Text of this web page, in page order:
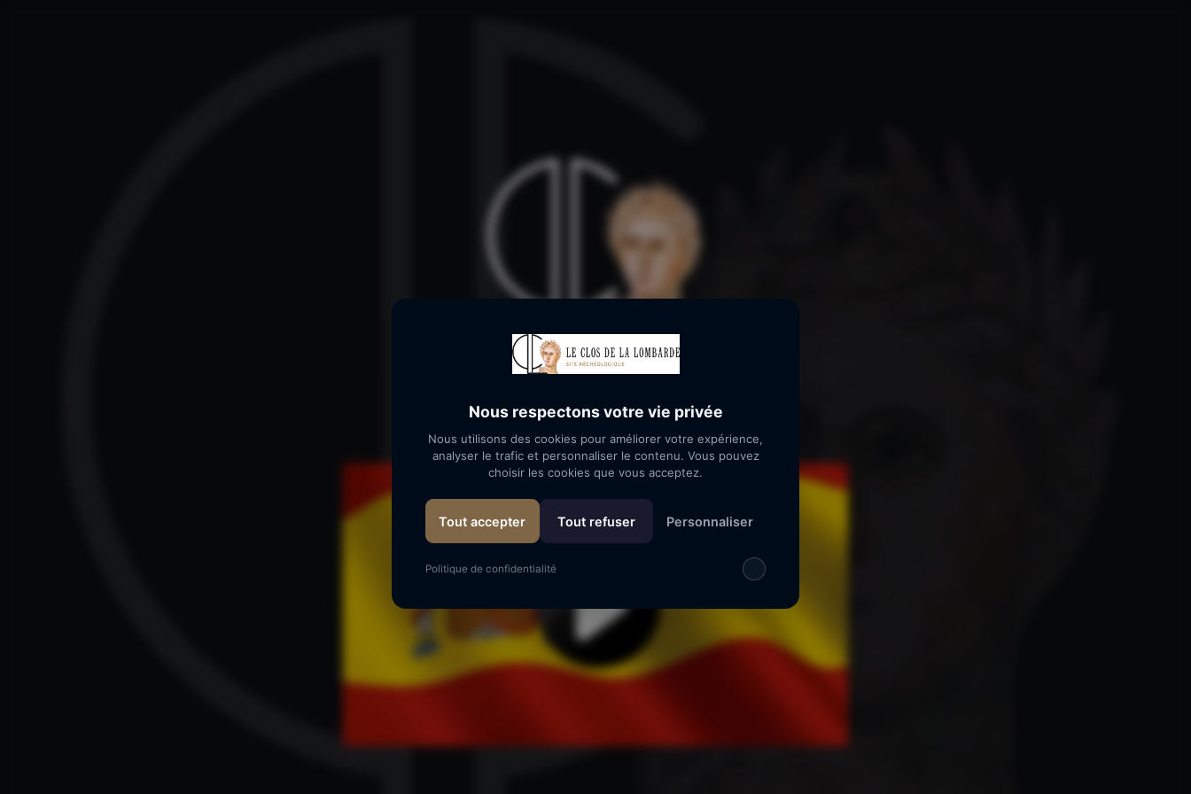
04
Visita al sitio
Nous respectons votre vie privée
Nous utilisons des cookies pour améliorer votre expérience,
analyser le trafic et personnaliser le contenu. Vous pouvez
choisir les cookies que vous acceptez.
Tout accepter Tout refuser Personnaliser
Politique de confidentialité